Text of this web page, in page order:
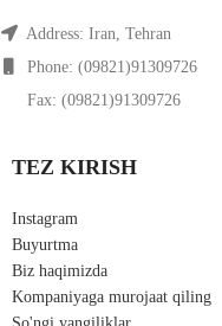
Address: Iran, Tehran
Phone: (09821)91309726
Fax: (09821)91309726
TEZ KIRISH
Instagram
Buyurtma
Biz haqimizda
Kompaniyaga murojaat qiling